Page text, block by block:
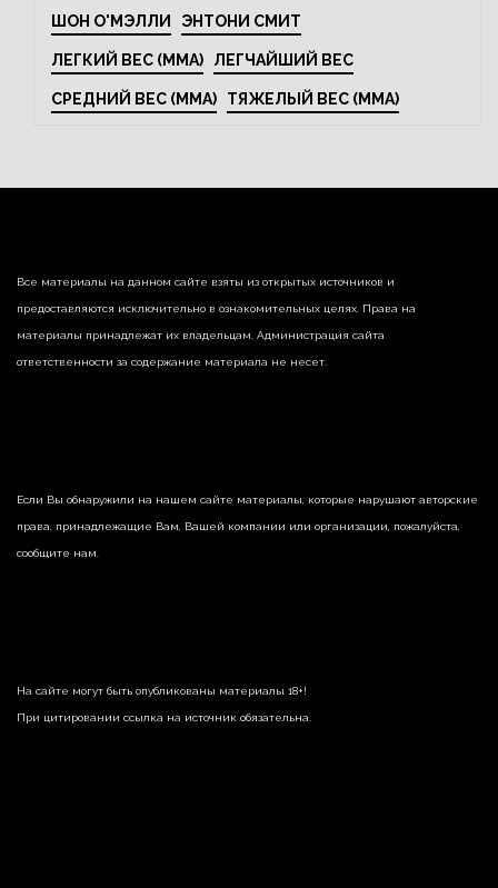
ШОН О'МЭЛЛИ ЭНТОНИ СМИТ
ЛЕГКИЙ ВЕС (MMA) ЛЕГЧАЙШИЙ ВЕС
СРЕДНИЙ ВЕС (MMA) ТЯЖЕЛЫЙ ВЕС (MMA)
Все материалы на данном сайте взяты из открытых источников и
предоставляются исключительно в ознакомительных целях. Права на
материалы принадлежат их владельцам. Администрация сайта
ответственности за содержание материала не несет.
Если Вы обнаружили на нашем сайте материалы, которые нарушают авторские
права, принадлежащие Вам, Вашей компании или организации, пожалуйста,
сообщите нам.
На сайте могут быть опубликованы материалы 18+!
При цитировании ссылка на источник обязательна.